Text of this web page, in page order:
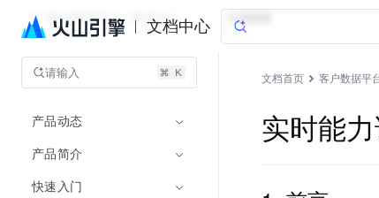
文档中心
客户数据平台（私有化） 文档指南
请输入
产品动态
产品简介
快速入门
文档首页 客户数据平
实时能